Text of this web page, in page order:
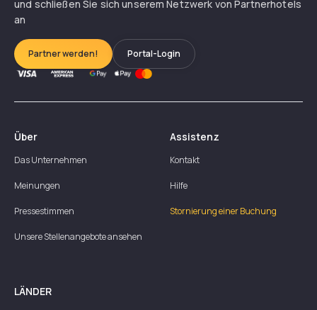
und schließen Sie sich unserem Netzwerk von Partnerhotels
an
Partner werden! Portal-Login
Über
Das Unternehmen
Meinungen
Pressestimmen
Unsere Stellenangebote ansehen
Assistenz
Kontakt
Hilfe
Stornierung einer Buchung
LÄNDER